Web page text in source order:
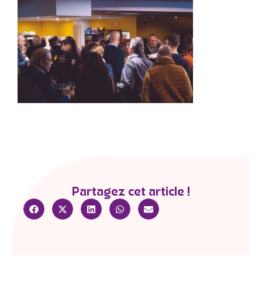
Partagez cet article !